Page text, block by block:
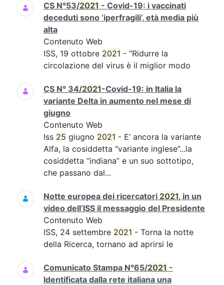
CS N°53/2021 - Covid-19: i vaccinati
deceduti sono ‘iperfragili’, età media più
alta
Contenuto Web
ISS, 19 ottobre 2021 - “Ridurre la
circolazione del virus è il miglior modo
CS N° 34/2021-Covid-19: in Italia la
variante Delta in aumento nel mese di
giugno
Contenuto Web
Iss 25 giugno 2021 - E’ ancora la variante
Alfa, la cosiddetta “variante inglese”...la
cosiddetta “indiana” e un suo sottotipo,
che passano dal...
Notte europea dei ricercatori 2021, in un
video dell’ISS il messaggio del Presidente
Contenuto Web
ISS, 24 settembre 2021 - Torna la notte
della Ricerca, tornano ad aprirsi le
Comunicato Stampa N°65/2021 -
Identificata dalla rete italiana una